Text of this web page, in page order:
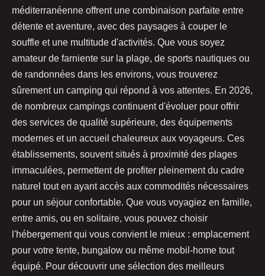
méditerranéenne offrent une combinaison parfaite entre
détente et aventure, avec des paysages à couper le
souffle et une multitude d'activités. Que vous soyez
amateur de farniente sur la plage, de sports nautiques ou
de randonnées dans les environs, vous trouverez
sûrement un camping qui répond à vos attentes. En 2026,
de nombreux campings continuent d'évoluer pour offrir
des services de qualité supérieure, des équipements
modernes et un accueil chaleureux aux voyageurs. Ces
établissements, souvent situés à proximité des plages
immaculées, permettent de profiter pleinement du cadre
naturel tout en ayant accès aux commodités nécessaires
pour un séjour confortable. Que vous voyagiez en famille,
entre amis, ou en solitaire, vous pouvez choisir
l'hébergement qui vous convient le mieux : emplacement
pour votre tente, bungalow ou même mobil-home tout
équipé. Pour découvrir une sélection des meilleurs